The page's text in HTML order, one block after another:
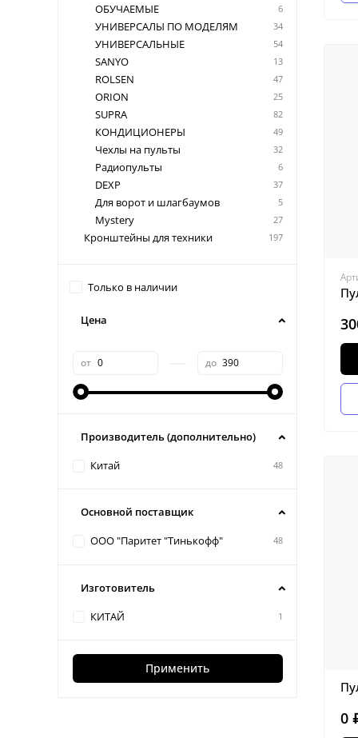
0
ОБУЧАЕМЫЕ 6
УНИВЕРСАЛЫ ПО МОДЕЛЯМ 34
УНИВЕРСАЛЬНЫЕ 54
SANYO 13
ROLSEN 47
ORION 25
SUPRA 82
КОНДИЦИОНЕРЫ 49
Чехлы на пульты 32
Радиопульты 6
DEXP 37
Для ворот и шлагбаумов 5
Mystery 27
Кронштейны для техники 197
Только в наличии
Цена
от до
Производитель (дополнительно)
Китай 48
Основной поставщик
ООО "Паритет "Тинькофф" 48
Изготовитель
КИТАЙ 1
Применить